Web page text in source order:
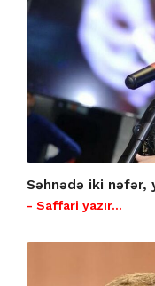
Səhnədə iki nəfər,
- Saffari yazır…